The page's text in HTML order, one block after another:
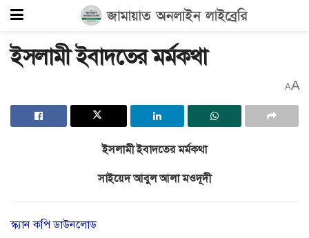
ইসলামী ইবাদতের মর্মকথা
AA
ইসলামী ইবাদতের মর্মকথা
সাইয়েদ আবুল আলা মওদূদী
স্ক্যান কপি ডাউনলোড